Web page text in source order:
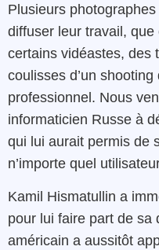
Plusieurs
diffuser leur travail,
certains vidéastes, des
coulisses d’un shooting
professionnel. Nous
informaticien Russe à
qui lui aurait permis de
n’importe quel
Kamil Hismatullin a
pour lui faire part de sa
américain a aussitôt